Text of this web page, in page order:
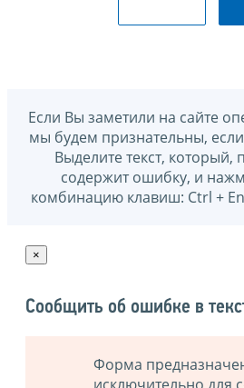
Если Вы заметили на сайте
мы будем признательны,
Выделите текст,
содержит ошибку, и
комбинацию клавиш: Ctrl +
×
Сообщить об ошибке в
Форма